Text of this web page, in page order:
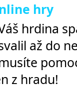
hry
hrdina
až do
z hradu!